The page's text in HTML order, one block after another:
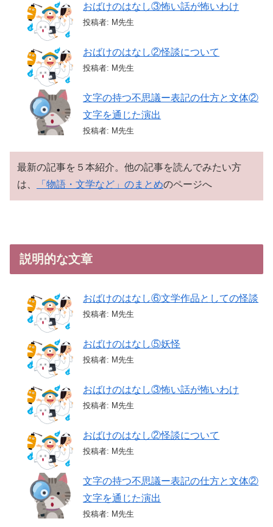
おばけのはなし③怖い話が怖いわけ
投稿者: M先生
おばけのはなし②怪談について
投稿者: M先生
文字の持つ不思議ー表記の仕方と文体②
文字を通じた演出
投稿者: M先生
最新の記事を５本紹介。他の記事を読んでみたい方
は、
「物語・文学など」のまとめのページへ
説明的な文章
おばけのはなし⑥文学作品としての怪談
投稿者: M先生
おばけのはなし⑤妖怪
投稿者: M先生
おばけのはなし③怖い話が怖いわけ
投稿者: M先生
おばけのはなし②怪談について
投稿者: M先生
文字の持つ不思議ー表記の仕方と文体②
文字を通じた演出
投稿者: M先生